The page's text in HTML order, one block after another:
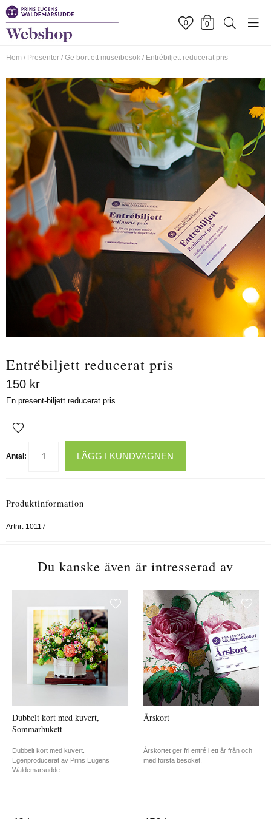
0 0
Hem / Presenter / Ge bort ett museibesök / Entrébiljett reducerat pris
Entrébiljett reducerat pris
150 kr
En present-biljett reducerat pris.
Antal: LÄGG I KUNDVAGNEN
Produktinformation
Artnr: 10117
Du kanske även är intresserad av
Dubbelt kort med kuvert,
Sommarbukett
Dubbelt kort med kuvert.
Egenproducerat av Prins Eugens
Waldemarsudde.
Årskort
Årskortet ger fri entré i ett år från och
med första besöket.